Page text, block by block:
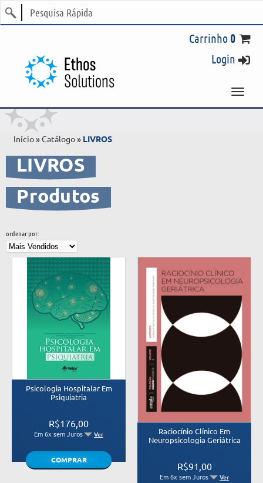
Login
Início»Catálogo» LIVROS
LIVROS
Produtos
Psicologia Hospitalar Em
Psiquiatria
R$176,00
Em 6x sem Juros Ver
COMPRAR
Raciocínio Clínico Em
Neuropsicologia Geriátrica
R$91,00
Em 6x sem Juros Ver